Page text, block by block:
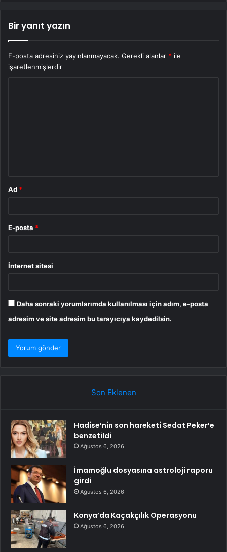
Bir yanıt yazın
E-posta adresiniz yayınlanmayacak. Gerekli alanlar * ile
işaretlenmişlerdir
Ad *
E-posta *
İnternet sitesi
Daha sonraki yorumlarımda kullanılması için adım, e-posta
adresim ve site adresim bu tarayıcıya kaydedilsin.
Son Eklenen
Hadise’nin son hareketi Sedat Peker’e
benzetildi
Ağustos 6, 2026
İmamoğlu dosyasına astroloji raporu
girdi
Ağustos 6, 2026
Konya’da Kaçakçılık Operasyonu
Ağustos 6, 2026